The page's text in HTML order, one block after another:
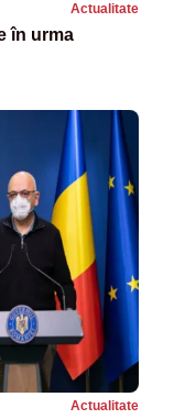
Actualitate
în urma
Actualitate